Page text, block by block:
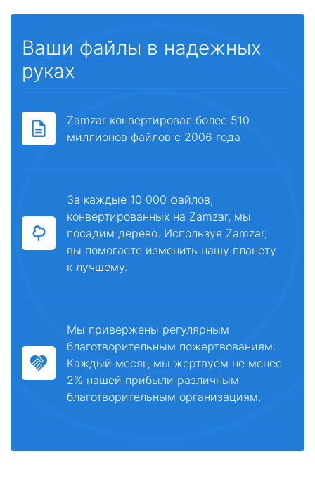
Ваши файлы в надежных
руках
Zamzar конвертировал более 510
миллионов файлов с 2006 года
За каждые 10 000 файлов,
конвертированных на Zamzar, мы
посадим дерево. Используя Zamzar,
вы помогаете изменить нашу планету
к лучшему.
Мы привержены регулярным
благотворительным пожертвованиям.
Каждый месяц мы жертвуем не менее
2% нашей прибыли различным
благотворительным организациям.